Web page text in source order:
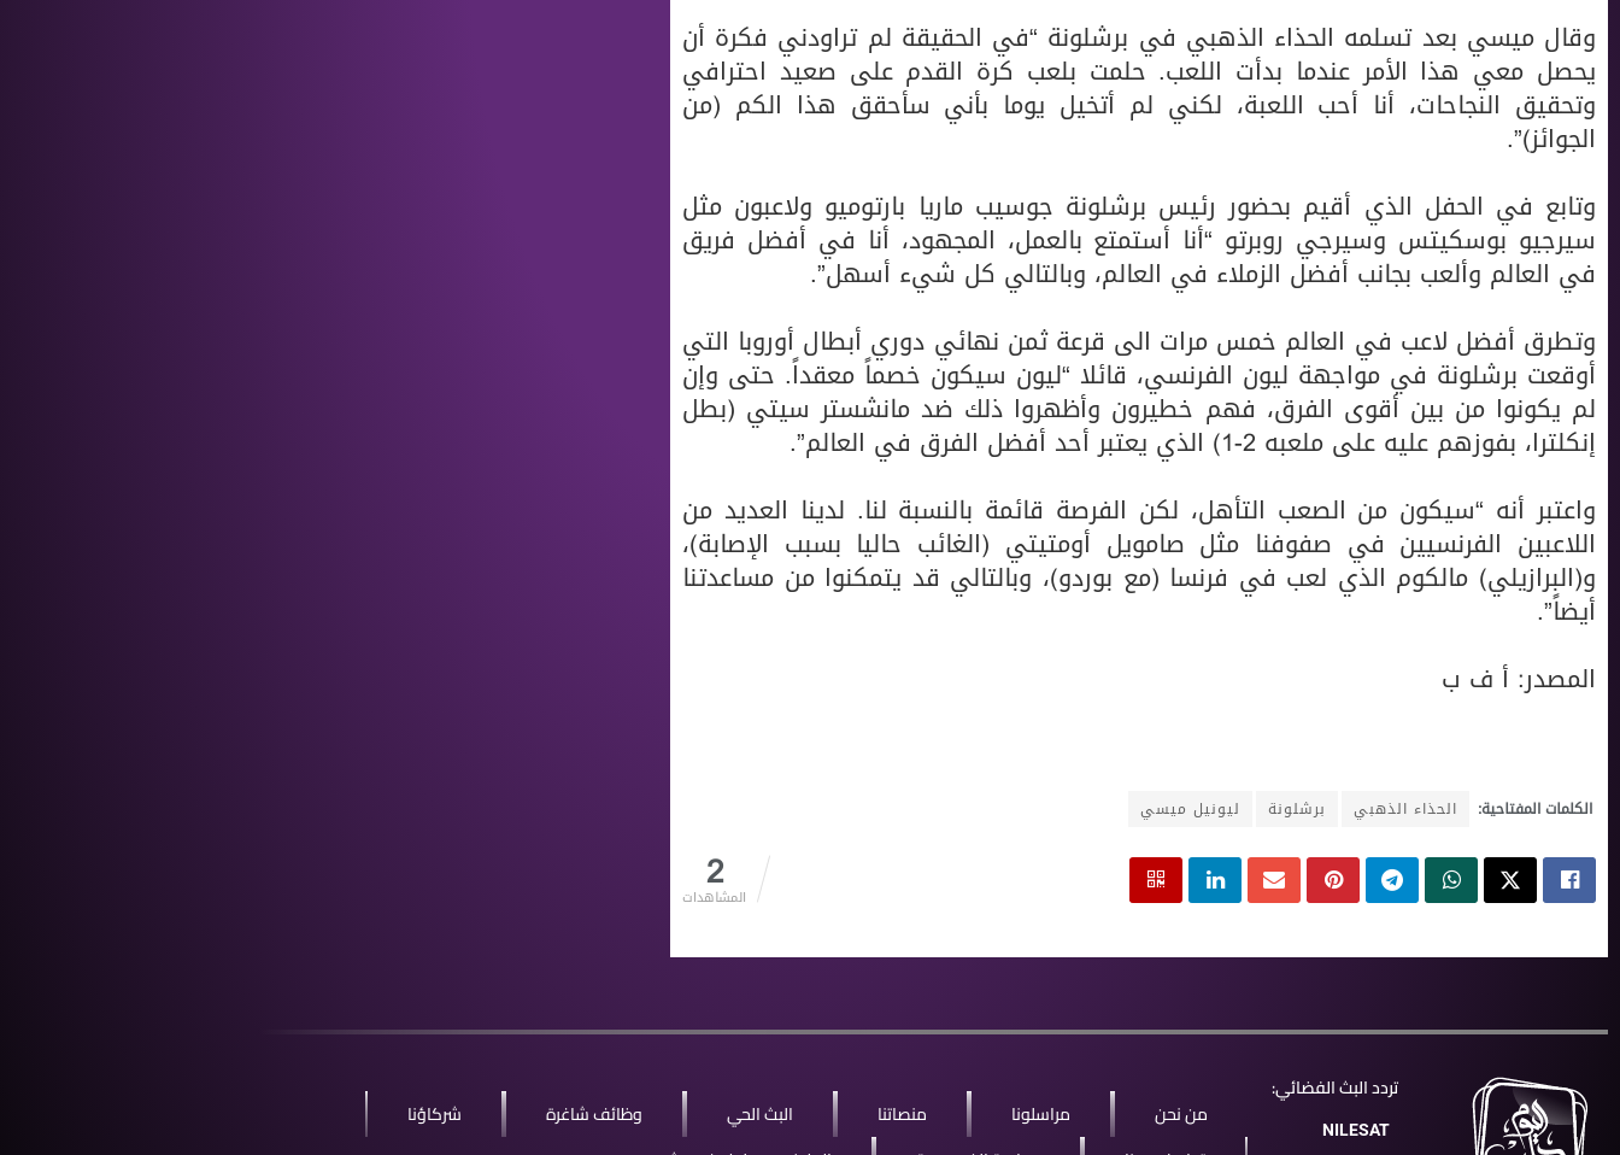
وقال ميسي بعد تسلمه الحذاء الذهبي في برشلونة “في الحقيقة لم تراودني فكرة أن
يحصل معي هذا الأمر عندما بدأت اللعب. حلمت بلعب كرة القدم على صعيد احترافي
وتحقيق النجاحات، أنا أحب اللعبة، لكني لم أتخيل يوما بأني سأحقق هذا الكم (من
الجوائز)”.
وتابع في الحفل الذي أقيم بحضور رئيس برشلونة جوسيب ماريا بارتوميو ولاعبون مثل
سيرجيو بوسكيتس وسيرجي روبرتو “أنا أستمتع بالعمل، المجهود، أنا في أفضل فريق
في العالم وألعب بجانب أفضل الزملاء في العالم، وبالتالي كل شيء أسهل”.
وتطرق أفضل لاعب في العالم خمس مرات الى قرعة ثمن نهائي دوري أبطال أوروبا التي
أوقعت برشلونة في مواجهة ليون الفرنسي، قائلا “ليون سيكون خصماً معقداً. حتى وإن
لم يكونوا من بين أقوى الفرق، فهم خطيرون وأظهروا ذلك ضد مانشستر سيتي (بطل
إنكلترا، بفوزهم عليه على ملعبه 2-1) الذي يعتبر أحد أفضل الفرق في العالم”.
واعتبر أنه “سيكون من الصعب التأهل، لكن الفرصة قائمة بالنسبة لنا. لدينا العديد من
اللاعبين الفرنسيين في صفوفنا مثل صامويل أومتيتي (الغائب حاليا بسبب الإصابة)،
و(البرازيلي) مالكوم الذي لعب في فرنسا (مع بوردو)، وبالتالي قد يتمكنوا من مساعدتنا
أيضاً”.
المصدر: أ ف ب
الكلمات المفتاحية: الحذاء الذهبي برشلونة ليونيل ميسي
2
المشاهدات
تردد البث الفضائي:
NILESAT من نحن مراسلونا منصاتنا البث الحي وظائف شاغرة
شركاؤنا